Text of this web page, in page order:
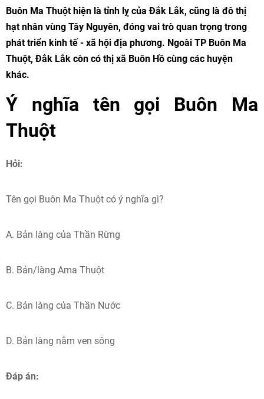
Buôn Ma Thuột hiện là tỉnh lỵ của Đắk Lắk, cũng là đô thị
hạt nhân vùng Tây Nguyên, đóng vai trò quan trọng trong
phát triển kinh tế - xã hội địa phương. Ngoài TP Buôn Ma
Thuột, Đắk Lắk còn có thị xã Buôn Hồ cùng các huyện
khác.
Ý nghĩa tên gọi Buôn Ma
Thuột
Hỏi:
Tên gọi Buôn Ma Thuột có ý nghĩa gì?
A. Bản làng của Thần Rừng
B. Bản/làng Ama Thuột
C. Bản làng của Thần Nước
D. Bản làng nằm ven sông
Đáp án: